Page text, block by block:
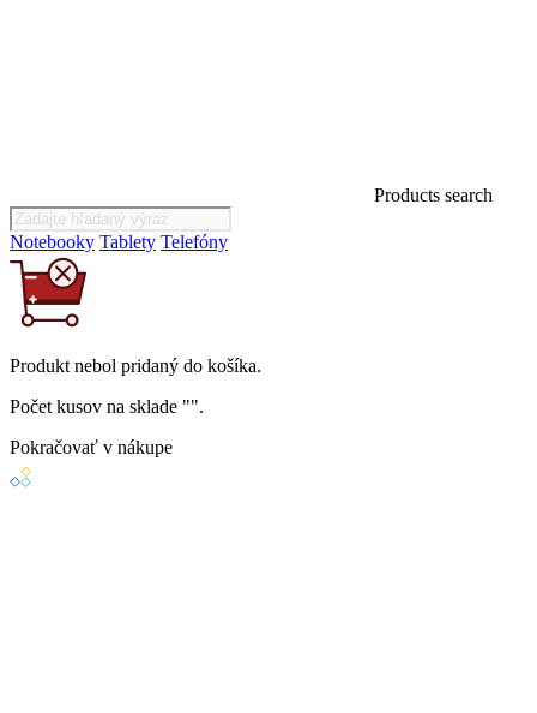
Products search
Notebooky Tablety Telefóny
Produkt nebol pridaný do košíka.
Počet kusov na sklade "".
Pokračovať v nákupe